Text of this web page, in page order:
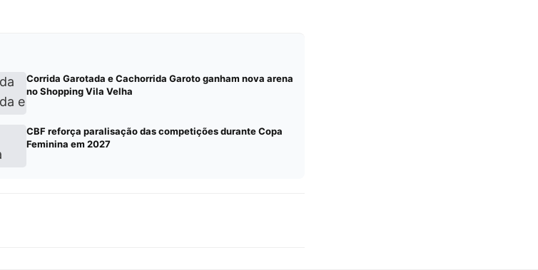
Corrida Garotada e Cachorrida Garoto ganham nova arena
no Shopping Vila Velha
CBF reforça paralisação das competições durante Copa
Feminina em 2027